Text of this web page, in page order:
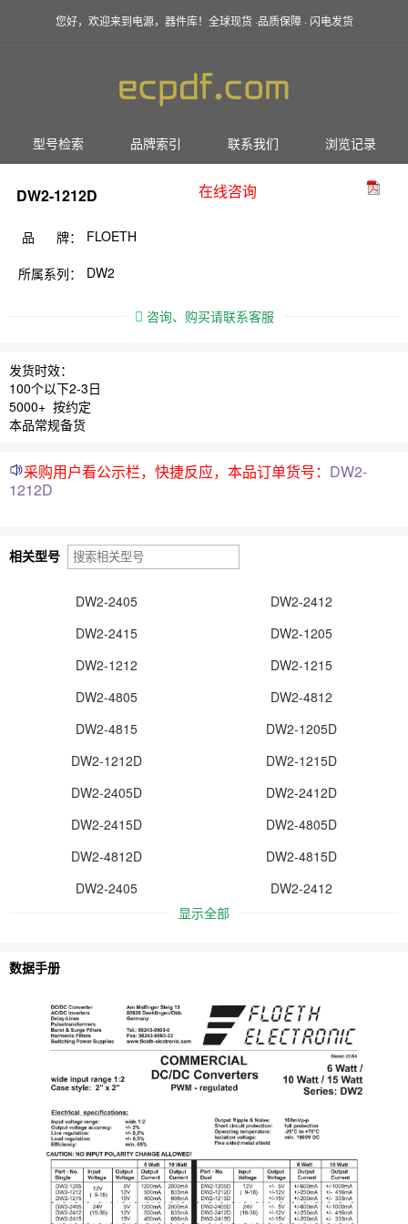
您好，欢迎来到电源，器件库！全球现货 ·品质保障 · 闪电发货
型号检索 品牌索引 联系我们 浏览记录
DW2-1212D 在线咨询
品 牌： FLOETH
所属系列： DW2
咨询、购买请联系客服
发货时效：
100个以下2-3日
5000+ 按约定
本品常规备货
采购用户看公示栏，快捷反应，本品订单货号： DW2-
1212D
相关型号
DW2-2405
DW2-2412
DW2-2415
DW2-1205
DW2-1212
DW2-1215
DW2-4805
DW2-4812
DW2-4815
DW2-1205D
DW2-1212D
DW2-1215D
DW2-2405D
DW2-2412D
DW2-2415D
DW2-4805D
DW2-4812D
DW2-4815D
DW2-2405
DW2-2412
显示全部
数据手册